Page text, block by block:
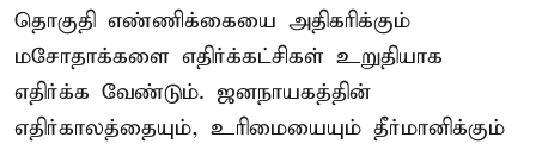
தொகுதி எண்ணிக்கையை அதிகரிக்கும்
மசோதாக்களை எதிர்க்கட்சிகள் உறுதியாக
எதிர்க்க வேண்டும். ஜனநாயகத்தின்
எதிர்காலத்தையும், உரிமையையும் தீர்மானிக்கும்